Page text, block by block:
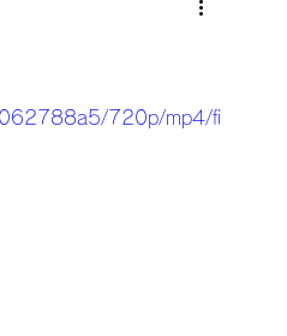
オムレツ
ラノーラ レバー
720p/mp4/fi